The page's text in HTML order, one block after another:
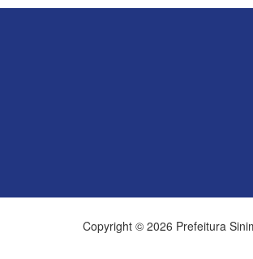
Copyright © 2026 Prefeitura